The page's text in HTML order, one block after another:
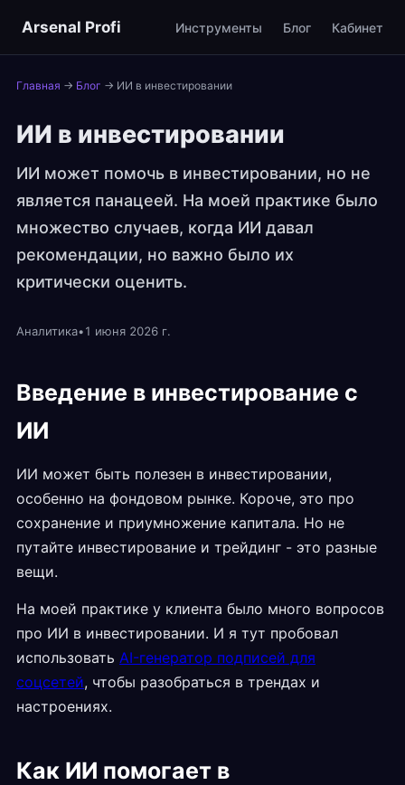
Arsenal Profi Инструменты Блог Кабинет
Главная → Блог → ИИ в инвестировании
ИИ в инвестировании
ИИ может помочь в инвестировании, но не
является панацеей. На моей практике было
множество случаев, когда ИИ давал
рекомендации, но важно было их
критически оценить.
Аналитика•1 июня 2026 г.
Введение в инвестирование с
ИИ
ИИ может быть полезен в инвестировании,
особенно на фондовом рынке. Короче, это про
сохранение и приумножение капитала. Но не
путайте инвестирование и трейдинг - это разные
вещи.
На моей практике у клиента было много вопросов
про ИИ в инвестировании. И я тут пробовал
использовать AI-генератор подписей для
соцсетей, чтобы разобраться в трендах и
настроениях.
Как ИИ помогает в